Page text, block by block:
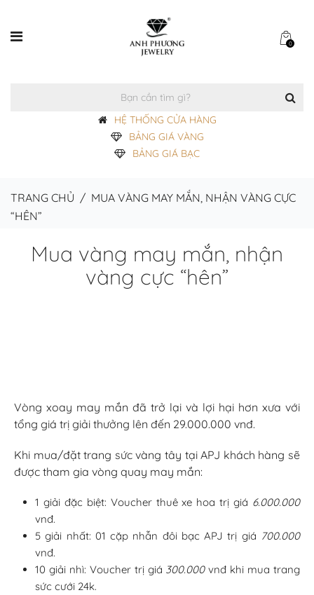
0
HỆ THỐNG CỬA HÀNG
BẢNG GIÁ VÀNG
BẢNG GIÁ BẠC
TRANG CHỦ / MUA VÀNG MAY MẮN, NHẬN VÀNG CỰC
“HÊN”
Mua vàng may mắn, nhận
vàng cực “hên”
Vòng xoay may mắn đã trở lại và lợi hại hơn xưa với
tổng giá trị giải thưởng lên đến 29.000.000 vnđ.
Khi mua/đặt trang sức vàng tây tại APJ khách hàng sẽ
được tham gia vòng quay may mắn:
1 giải đặc biệt: Voucher thuê xe hoa trị giá 6.000.000
vnđ.
5 giải nhất: 01 cặp nhẫn đôi bạc APJ trị giá 700.000
vnđ.
10 giải nhì: Voucher trị giá 300.000vnđ khi mua trang
sức cưới 24k.